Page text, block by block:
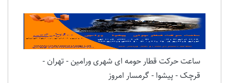
ساعت حرکت قطار حومه ای شهری ورامین - تهران -
قرچک - پیشوا - گرمسار امروز